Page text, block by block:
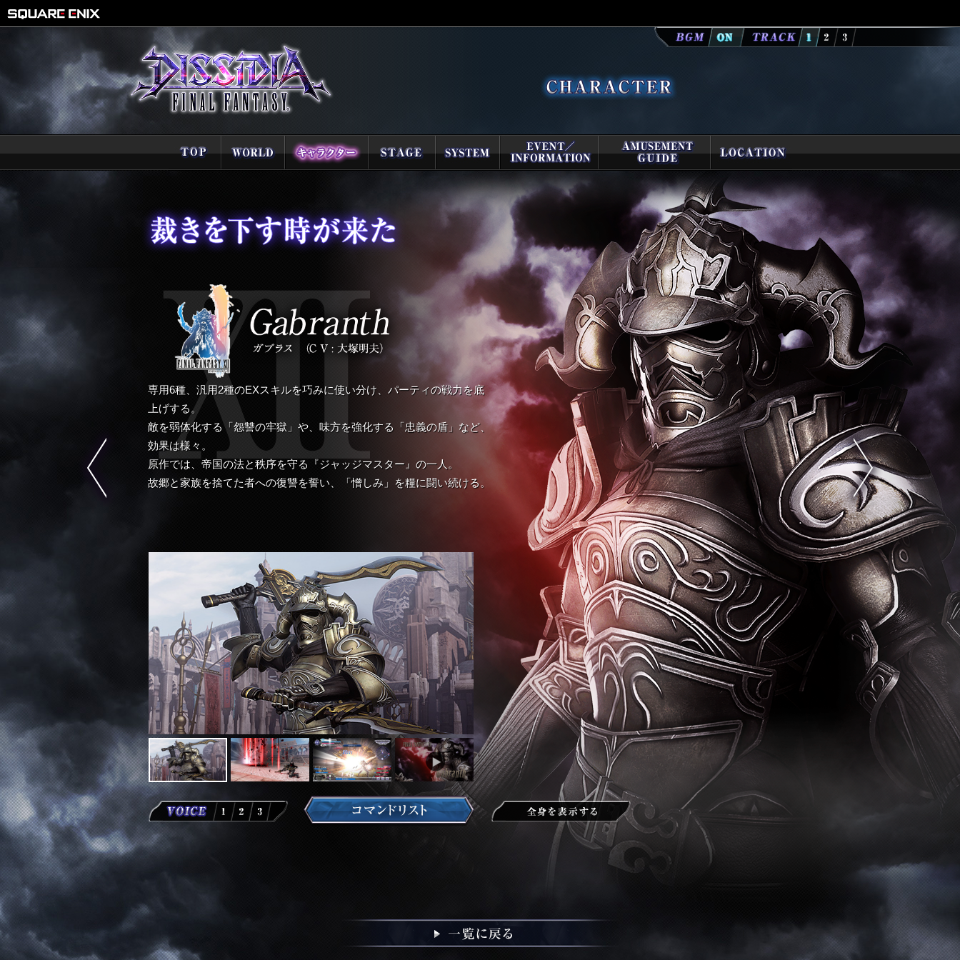
専用6種、汎用2種のEXスキルを巧みに使い分け、パーティの戦力を底
上げする。
敵を弱体化する「怨讐の牢獄」や、味方を強化する「忠義の盾」など、
効果は様々。
原作では、帝国の法と秩序を守る『ジャッジマスター』の一人。
故郷と家族を捨てた者への復讐を誓い、「憎しみ」を糧に闘い続ける。